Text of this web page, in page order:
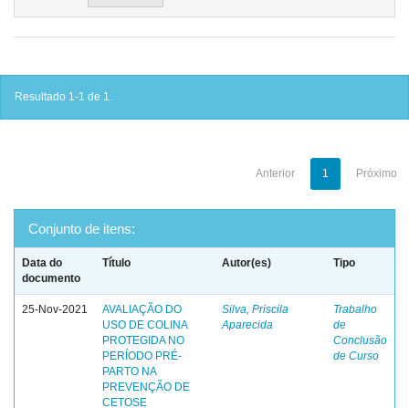
Resultado 1-1 de 1.
Anterior 1 Próximo
Conjunto de itens:
Data do
documento
Título Autor(es) Tipo
25-Nov-2021
AVALIAÇÃO DO
USO DE COLINA
PROTEGIDA NO
PERÍODO PRÉ-
PARTO NA
PREVENÇÃO DE
CETOSE
Silva, Priscila
Aparecida
Trabalho
de
Conclusão
de Curso